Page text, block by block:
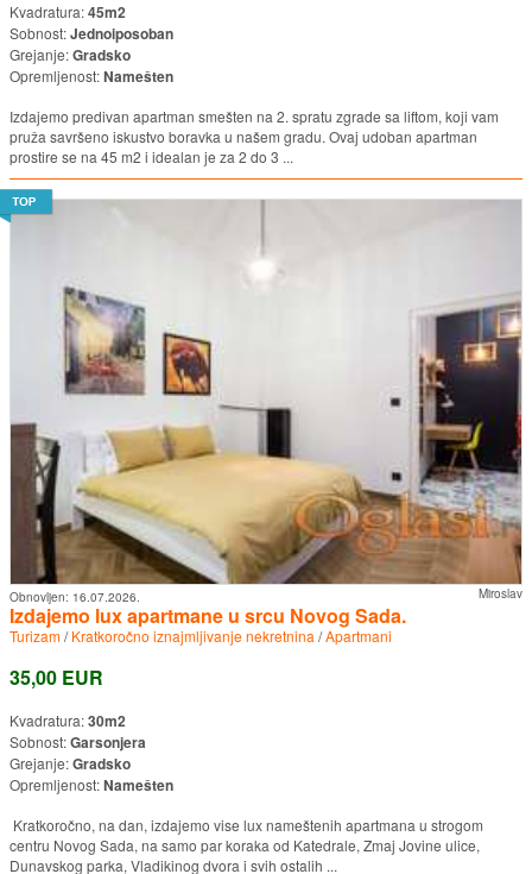
Kvadratura:45m2
Sobnost:Jednoiposoban
Grejanje:Gradsko
Opremljenost:Namešten
Izdajemo predivan apartman smešten na 2. spratu zgrade sa liftom, koji vam
pruža savršeno iskustvo boravka u našem gradu. Ovaj udoban apartman
prostire se na 45 m2 i idealan je za 2 do 3 ...
Miroslav
Obnovljen: 16.07.2026.
Izdajemo lux apartmane u srcu Novog Sada.
Turizam/Kratkoročno iznajmljivanje nekretnina /Apartmani
35,00 EUR
Kvadratura:30m2
Sobnost:Garsonjera
Grejanje:Gradsko
Opremljenost:Namešten
Kratkoročno, na dan, izdajemo vise lux nameštenih apartmana u strogom
centru Novog Sada, na samo par koraka od Katedrale, Zmaj Jovine ulice,
Dunavskog parka, Vladikinog dvora i svih ostalih ...